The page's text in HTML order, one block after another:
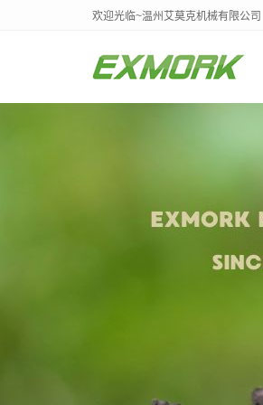
欢迎光临~温州艾莫克机械有限公司